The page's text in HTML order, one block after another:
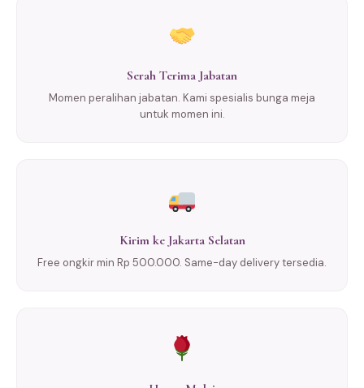
Serah Terima Jabatan
Momen peralihan jabatan. Kami spesialis bunga meja
untuk momen ini.
Kirim ke Jakarta Selatan
Free ongkir min Rp 500.000. Same-day delivery tersedia.